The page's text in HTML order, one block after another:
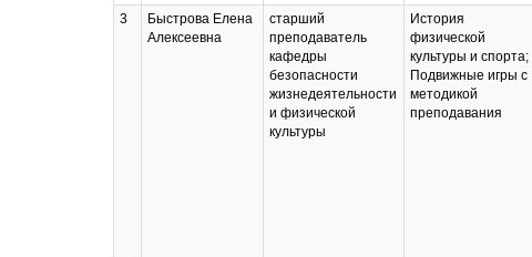
3
Быстрова Елена
Алексеевна
старший
преподаватель
кафедры
безопасности
жизнедеятельности
и физической
культуры
История
физической
культуры и спорта;
Подвижные игры с
методикой
преподавания